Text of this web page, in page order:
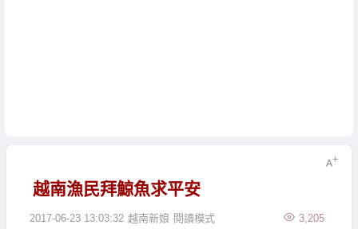
越南漁民拜鯨魚求平安
2017-06-23 13:03:32 越南新娘 3,205
閱讀模式